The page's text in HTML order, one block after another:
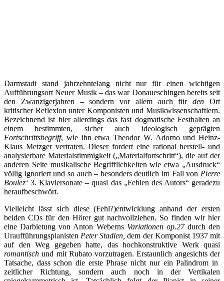
Darmstadt stand jahrzehntelang nicht nur für einen wichtigen
Aufführungsort Neuer Musik – das war Donaueschingen bereits seit
den Zwanzigerjahren – sondern vor allem auch fürden Ort
kritischer Reflexion unter Komponisten und Musikwissenschaftlern.
Bezeichnend ist hier allerdings das fast dogmatische Festhalten an
einem bestimmten, sicher auch ideologisch geprägten
Fortschrittsbegriff, wie ihn etwa Theodor W. Adorno und Heinz-
Klaus Metzger vertraten. Dieser fordert eine rational herstell- und
analysierbare Materialstimmigkeit („Materialfortschritt“), die auf der
anderen Seite musikalische Begrifflichkeiten wie etwa „Ausdruck“
völlig ignoriert und so auch – besonders deutlich im Fall von Pierre
Boulez‘3. Klaviersonate – quasi das „Fehlen des Autors“ geradezu
heraufbeschwört.
Vielleicht lässt sich diese (Fehl?)entwicklung anhand der ersten
beiden CDs für den Hörer gut nachvollziehen. So finden wir hier
eine Darbietung von Anton Weberns Variationen op.27 durch den
Uraufführungspianisten Peter Stadlen,dem der Komponist 1937 mit
auf den Weg gegeben hatte, das hochkonstruktive Werk quasi
romantisch und mit Rubato vorzutragen. Erstaunlich angesichts der
Tatsache, dass schon die erste Phrase nicht nur ein Palindrom in
zeitlicher Richtung, sondern auch noch in der Vertikalen